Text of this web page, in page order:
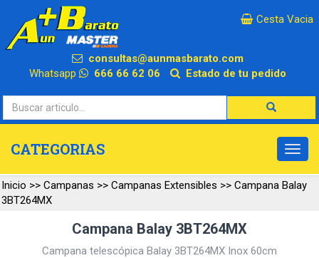
×
Cesta Vacia
consultas@aunmasbarato.com
Whatsapp
666 66 62 06 Estado de tu pedido
CATEGORIAS
Inicio >> Campanas >> Campanas Extensibles >> Campana Balay
3BT264MX
Campana Balay 3BT264MX
Campana telescópica Balay 3BT264MX Inox 60cm